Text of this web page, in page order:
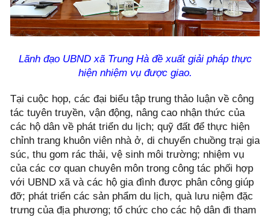
Lãnh đạo UBND xã Trung Hà đề xuất giải pháp thực
hiện nhiệm vụ được giao.
Tại cuộc họp, các đại biểu tập trung thảo luận về công
tác tuyên truyền, vận động, nâng cao nhận thức của
các hộ dân về phát triển du lịch; quỹ đất để thực hiện
chỉnh trang khuôn viên nhà ở, di chuyển chuồng trại gia
súc, thu gom rác thải, vệ sinh môi trường; nhiệm vụ
của các cơ quan chuyên môn trong công tác phối hợp
với UBND xã và các hộ gia đình được phân công giúp
đỡ; phát triển các sản phẩm du lịch, quà lưu niệm đặc
trưng của địa phương; tổ chức cho các hộ dân đi tham